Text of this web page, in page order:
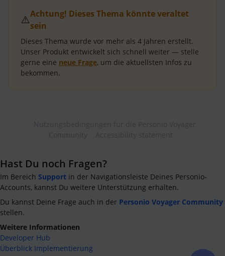
⚠️Achtung! Dieses Thema könnte veraltet
sein
Dieses Thema wurde vor mehr als 4 Jahren erstellt.
Unser Produkt entwickelt sich schnell weiter — stelle
gerne eine neue Frage, um die aktuellsten Infos zu
bekommen.
Hast Du noch Fragen?
Im Bereich Support in der Navigationsleiste Deines Personio-
Accounts, kannst Du weitere Unterstützung erhalten.
Du kannst Deine Frage auch in der Personio Voyager Community
stellen.
Weitere Informationen
Developer Hub
Überblick Implementierung